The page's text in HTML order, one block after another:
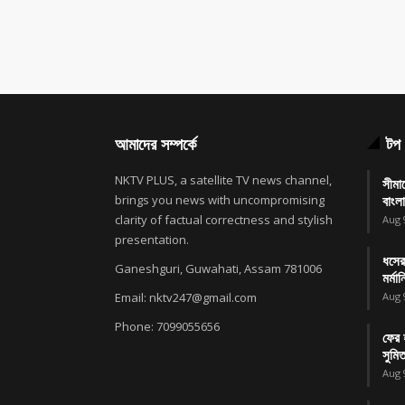
আমাদের সম্পর্কে
NKTV PLUS, a satellite TV news channel,
brings you news with uncompromising
clarity of factual correctness and stylish
presentation.
Ganeshguri, Guwahati, Assam 781006
Email: nktv247@gmail.com
Phone: 7099055656
টপ
Aug
Aug
ফের
Aug